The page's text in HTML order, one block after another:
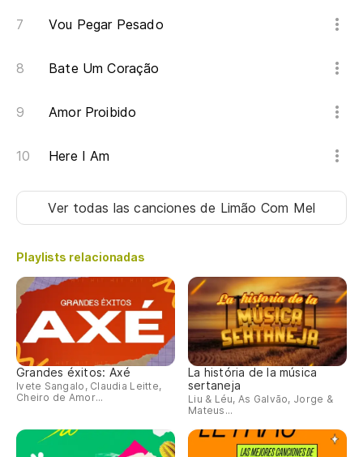
Vou Pegar Pesado
Bate Um Coração
Amor Proibido
Here I Am
Ver todas las cancionesde Limão Com Mel
Playlists relacionadas
Grandes éxitos: Axé
Ivete Sangalo, Claudia Leitte,
Cheiro de Amor...
La história de la música
sertaneja
Liu & Léu, As Galvão, Jorge &
Mateus...